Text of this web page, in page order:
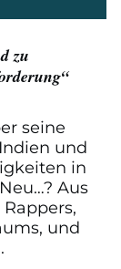
zu
seine
und
in
Aus
und